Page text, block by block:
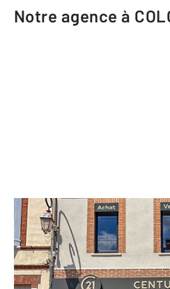
Notre agence à
CENTURY
3 rue